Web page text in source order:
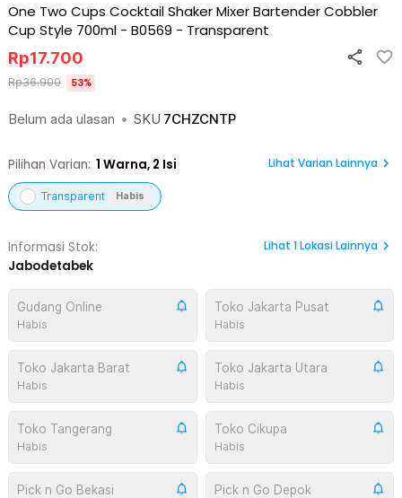
One Two Cups Cocktail Shaker Mixer Bartender Cobbler
Cup Style 700ml - B0569 - Transparent
Belum ada ulasan • SKU 7CHZCNTP
Rp17.700
Rp36.900 53%
Pilihan Varian: 1 Warna, 2 Isi Lihat Varian Lainnya
Transparent Habis
Informasi Stok:
Jabodetabek
Lihat 1Lokasi Lainnya
Gudang Online
Habis
Toko Jakarta Pusat
Habis
Toko Jakarta Barat
Habis
Toko Jakarta Utara
Habis
Toko Tangerang
Habis
Toko Cikupa
Habis
Pick n Go Bekasi Pick n Go Depok